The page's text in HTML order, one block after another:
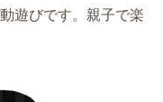
遊びです。親子で楽